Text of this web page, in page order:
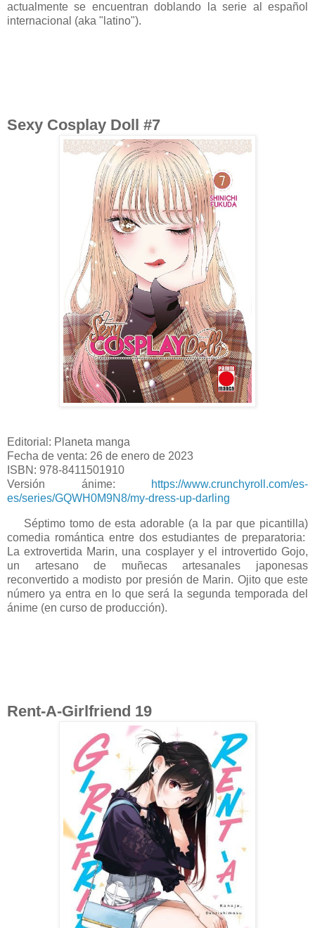
actualmente se encuentran doblando la serie al español
internacional (aka "latino").
Sexy Cosplay Doll #7
Editorial: Planeta manga
Fecha de venta: 26 de enero de 2023
ISBN: 978-8411501910
Versión ánime:
https://www.crunchyroll.com/es-
es/series/GQWH0M9N8/my-dress-up-darling
Séptimo tomo de esta adorable (a la par que picantilla)
comedia romántica entre dos estudiantes de preparatoria:
La extrovertida Marin, una cosplayer y el introvertido Gojo,
un artesano de muñecas artesanales japonesas
reconvertido a modisto por presión de Marin. Ojito que este
número ya entra en lo que será la segunda temporada del
ánime (en curso de producción).
Rent-A-Girlfriend 19